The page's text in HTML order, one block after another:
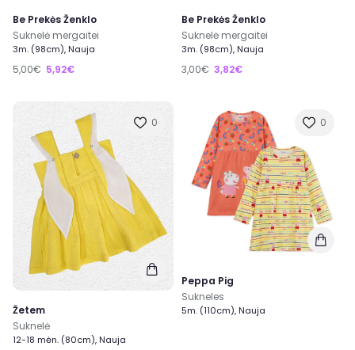
Be Prekės Ženklo
Suknelė mergaitei
3m. (98cm), Nauja
5,00€ 5,92€
Be Prekės Ženklo
Suknelė mergaitei
3m. (98cm), Nauja
3,00€ 3,82€
0
Žetem
Suknelė
12-18 mėn. (80cm), Nauja
0
Peppa Pig
Sukneles
5m. (110cm), Nauja